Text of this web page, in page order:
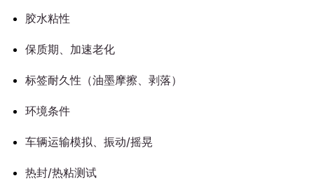
胶水粘性
保质期、加速老化
标签耐久性（油墨摩擦、剥落）
环境条件
车辆运输模拟、振动/摇晃
热封/热粘测试